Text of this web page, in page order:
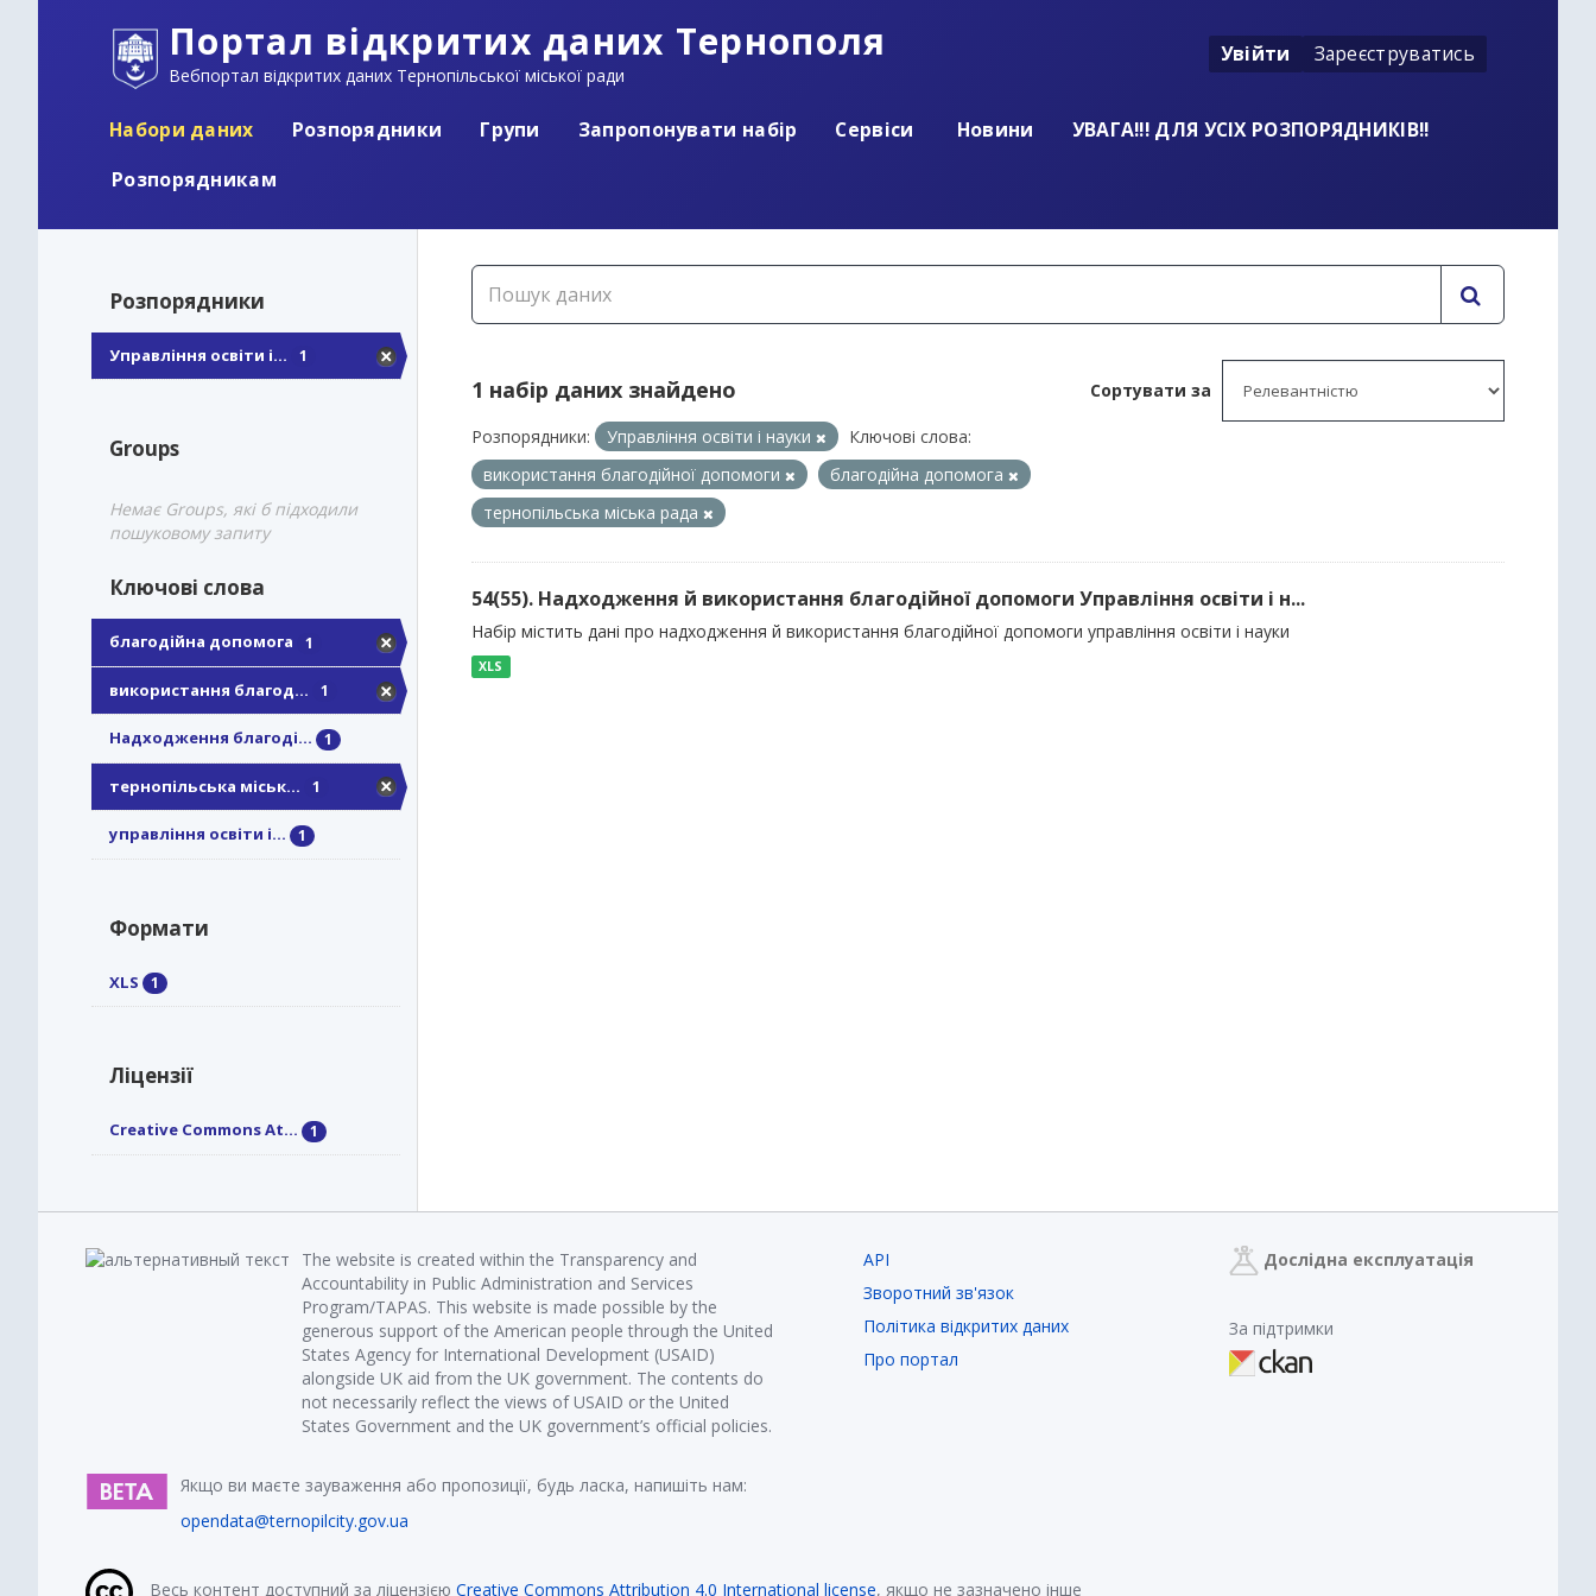
Портал відкритих даних Тернополя
Вебпортал відкритих даних Тернопільської міської ради
Увійти Зареєструватись
Набори даних Розпорядники Групи Запропонувати набір Сервіси Новини
УВАГА!!! ДЛЯ УСІХ РОЗПОРЯДНИКІВ!!
Розпорядникам
Розпорядники
Управління освіти і... 1
Groups
Немає Groups, які б підходили
пошуковому запиту
Ключові слова
благодійна допомога 1
використання благод... 1
Надходження благоді... 1
тернопільська міськ... 1
управління освіти і... 1
Формати
XLS 1
Ліцензії
Creative Commons At... 1
Сортувати за
1 набір даних знайдено
Розпорядники: Управління освіти і науки
Ключові слова:
використання благодійної допомоги
благодійна допомога
тернопільська міська рада
54(55). Надходження й використання благодійної допомоги Управління освіти і н...
Набір містить дані про надходження й використання благодійної допомоги управління освіти і науки
XLS
The website is created within the Transparency and
Accountability in Public Administration and Services
Program/TAPAS. This website is made possible by the
generous support of the American people through the United
States Agency for International Development (USAID)
alongside UK aid from the UK government. The contents do
not necessarily reflect the views of USAID or the United
States Government and the UK government’s official policies.
Якщо ви маєте зауваження або пропозиції, будь ласка, напишіть нам:
opendata@ternopilcity.gov.ua
API
Зворотний зв'язок
Політика відкритих даних
Про портал
Дослідна експлуатація
За підтримки
Весь контент доступний за ліцензією Creative Commons Attribution 4.0 International license, якщо не зазначено інше